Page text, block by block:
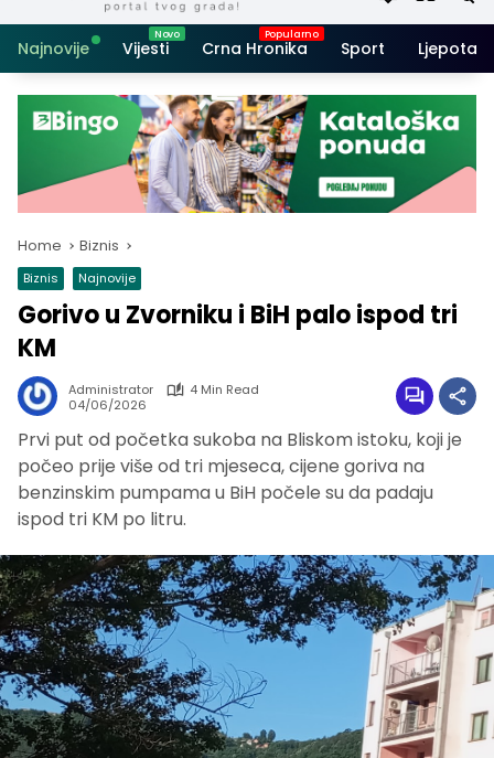
Najnovije Vijesti Crna Hronika Sport Ljepota i
Home Biznis
Biznis Najnovije
Gorivo u Zvorniku i BiH palo ispod tri
KM
Administrator
4 Min Read
04/06/2026
Prvi put od početka sukoba na Bliskom istoku, koji je
počeo prije više od tri mjeseca, cijene goriva na
benzinskim pumpama u BiH počele su da padaju
ispod tri KM po litru.